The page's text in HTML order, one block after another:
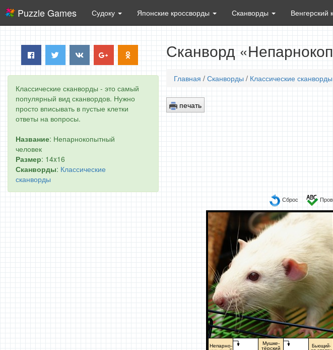
Puzzle Games Судоку Японские кроссворды Сканворды Венгерский
Классические сканворды - это самый
популярный вид сканвордов. Нужно
просто вписывать в пустые клетки
ответы на вопросы.
Название: Непарнокопытный
человек
Размер: 14x16
Сканворды: Классические
сканворды
Сканворд
Главная / Сканворды / Классические сканворды
печать
Сброс
Непарно-
Мушке-
тёрский
Бьющий-